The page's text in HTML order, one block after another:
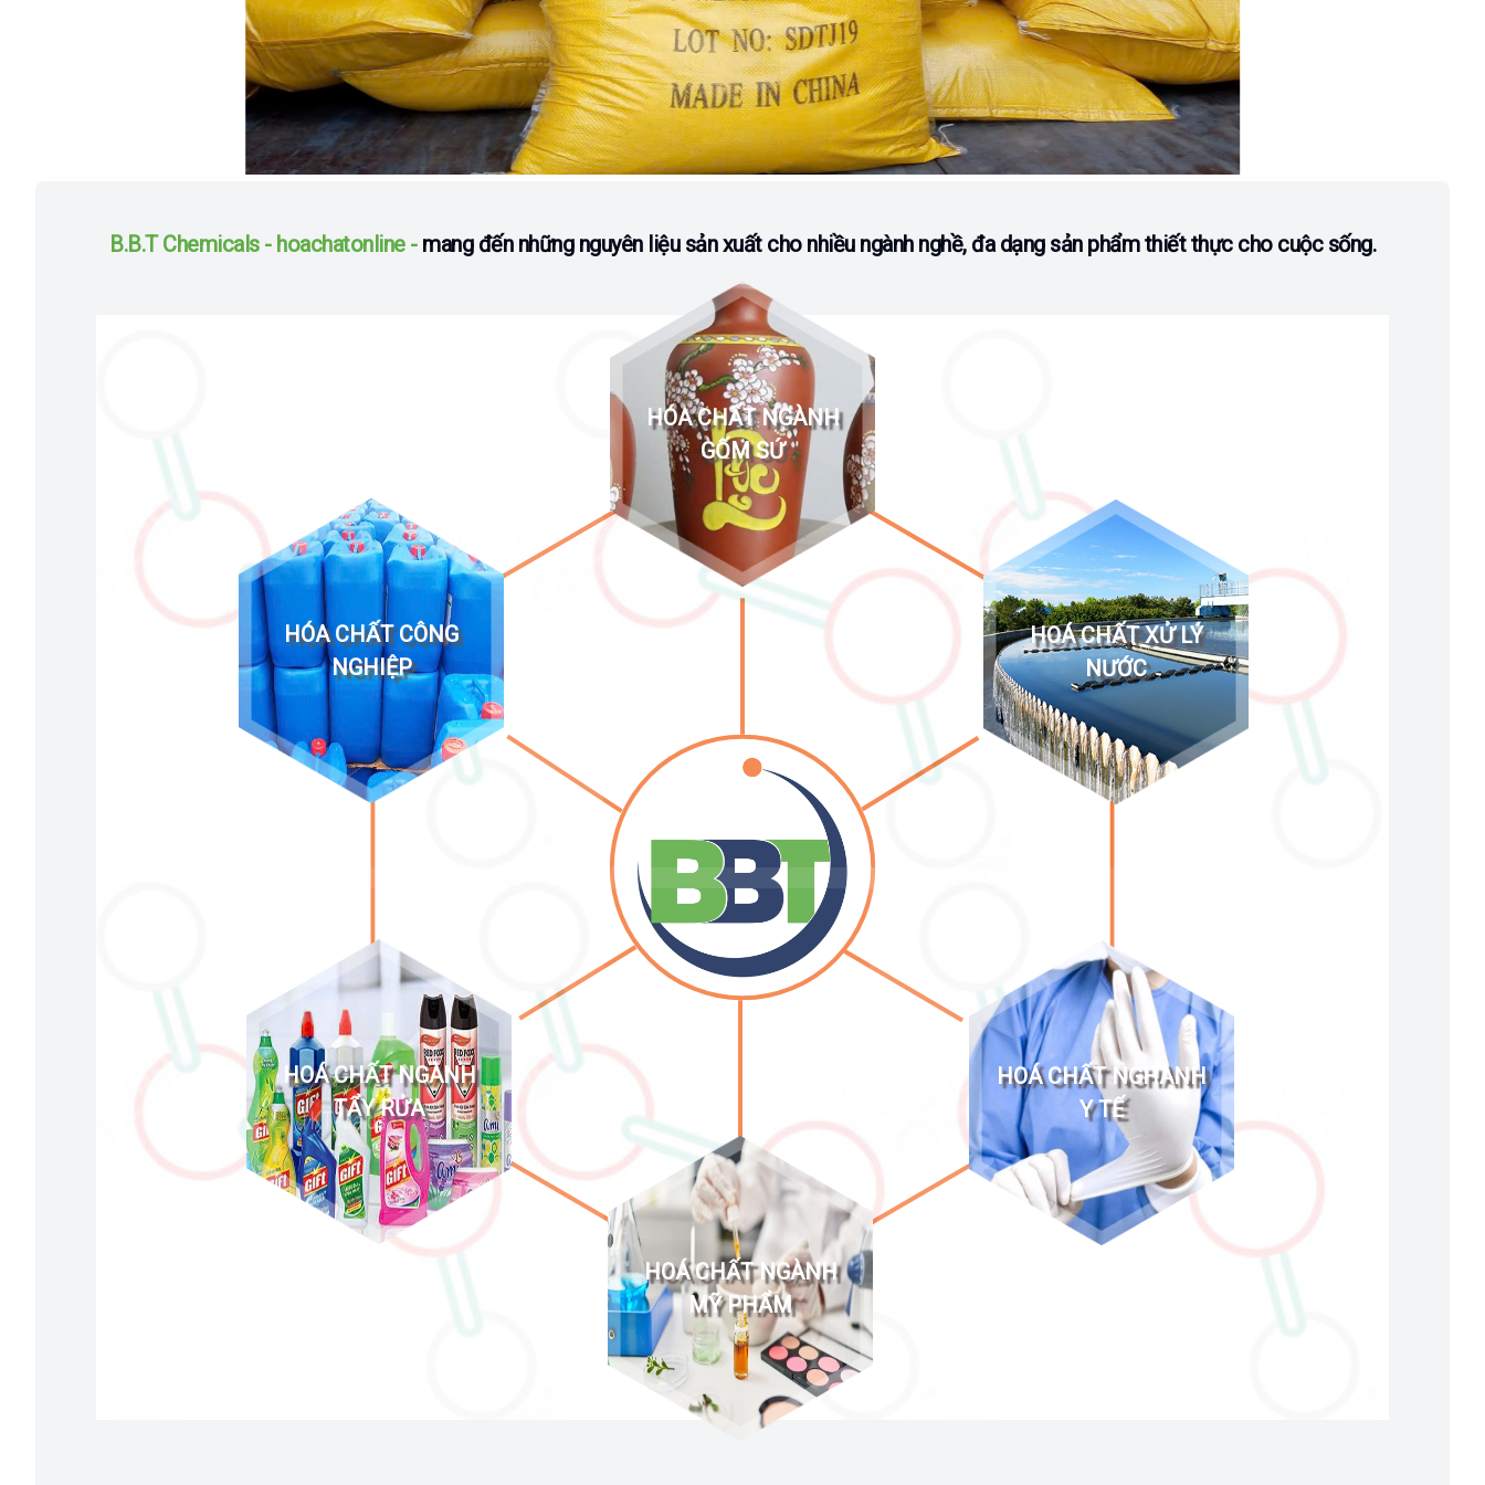
B.B.T Chemicals - hoachatonline - mang đến những nguyên liệu sản xuất cho nhiều ngành nghề, đa dạng sản phẩm thiết thực cho cuộc sống.
HÓA CHẤT NGÀNH
GỐM SỨ
HOÁ CHẤT XỬ LÝ
NƯỚC
HOÁ CHẤT NGHÀNH
Y TẾ
HOÁ CHẤT NGÀNH
MỸ PHẨM
HOÁ CHẤT NGÀNH
TẨY RỬA
HÓA CHẤT CÔNG
NGHIỆP